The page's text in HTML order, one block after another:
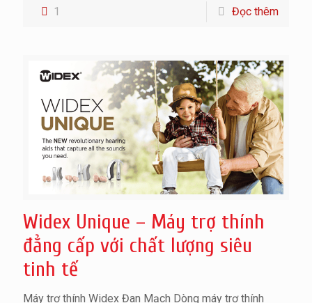
1 Đọc thêm
Widex Unique – Máy trợ thính
đẳng cấp với chất lượng siêu
tinh tế
Máy trợ thính Widex Đan Mạch Dòng máy trợ thính